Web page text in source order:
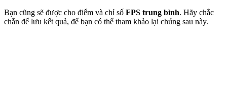
Bạn cũng sẽ được cho điểm và chỉ số FPS trung bình. Hãy chắc
chắn để lưu kết quả, để bạn có thể tham khảo lại chúng sau này.